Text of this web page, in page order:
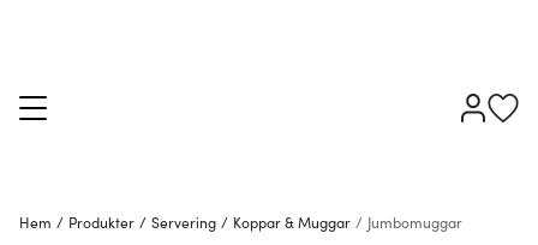
Hem / Produkter / Servering / Koppar & Muggar / Jumbomuggar